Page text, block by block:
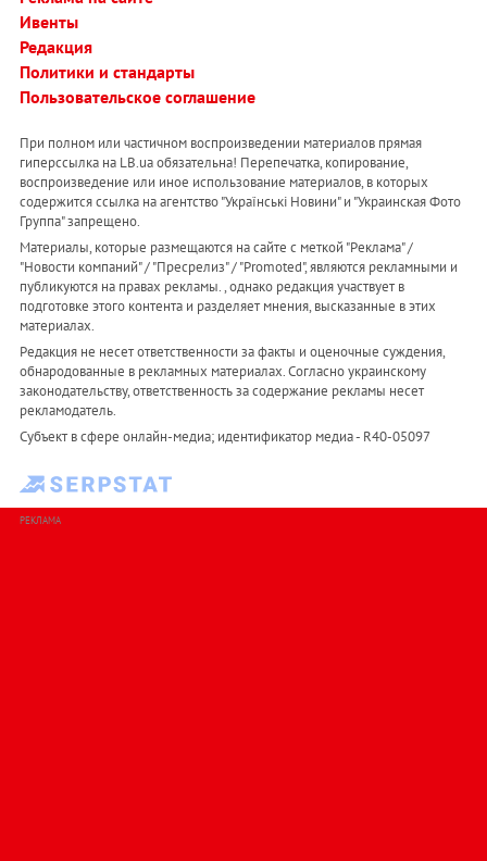
Ивенты
Редакция
Политики и стандарты
Пользовательское соглашение
При полном или частичном воспроизведении материалов прямая
гиперссылка на LB.ua обязательна! Перепечатка, копирование,
воспроизведение или иное использование материалов, в которых
содержится ссылка на агентство "Українськi Новини" и "Украинская Фото
Группа" запрещено.
Материалы, которые размещаются на сайте с меткой "Реклама" /
"Новости компаний" / "Пресрелиз" / "Promoted", являются рекламными и
публикуются на правах рекламы. , однако редакция участвует в
подготовке этого контента и разделяет мнения, высказанные в этих
материалах.
Редакция не несет ответственности за факты и оценочные суждения,
обнародованные в рекламных материалах. Согласно украинскому
законодательству, ответственность за содержание рекламы несет
рекламодатель.
Субъект в сфере онлайн-медиа; идентификатор медиа - R40-05097
РЕКЛАМА